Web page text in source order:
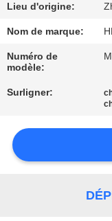
CONTRÔLE
DE
QUALITÉ
NOUS
Lieu d'origine:
Nom de marque:
Numéro de
modèle:
Surligner: